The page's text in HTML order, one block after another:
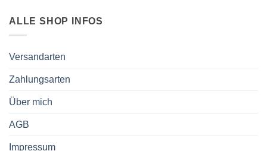
ALLE SHOP INFOS
Versandarten
Zahlungsarten
Über mich
AGB
Impressum